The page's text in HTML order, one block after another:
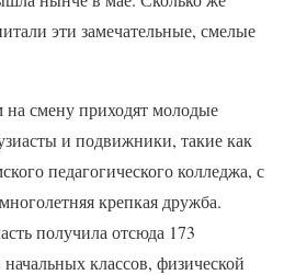
эти замечательные, смелые
смену приходят молодые
и подвижники, такие как
педагогического колледжа, с
крепкая дружба.
получила отсюда 173
классов, физической